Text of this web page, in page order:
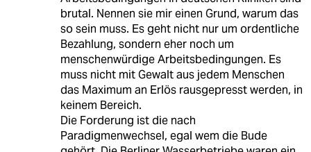
brutal. Nennen sie mir einen Grund, warum das
so sein muss. Es geht nicht nur um ordentliche
Bezahlung, sondern eher noch um
menschenwürdige Arbeitsbedingungen. Es
muss nicht mit Gewalt aus jedem Menschen
das Maximum an Erlös rausgepresst werden, in
keinem Bereich.
Die Forderung ist die nach
Paradigmenwechsel, egal wem die Bude